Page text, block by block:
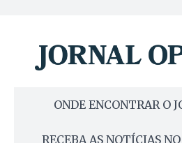
ONDE ENCONTRAR O
RECEBA AS NOTÍCIAS